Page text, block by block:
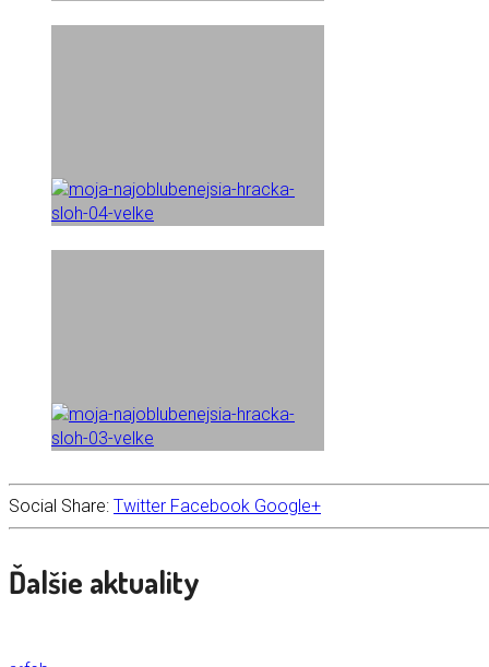
Social Share: Twitter Facebook Google+
Ďalšie aktuality